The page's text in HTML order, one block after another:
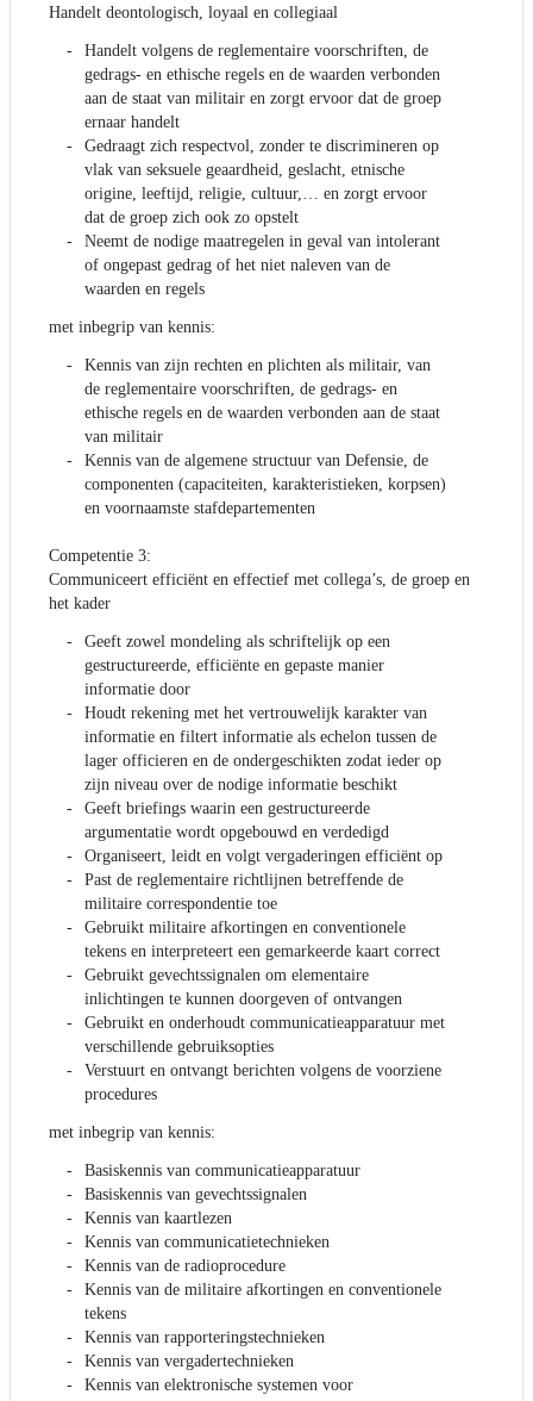
Handelt deontologisch, loyaal en collegiaal
Handelt volgens de reglementaire voorschriften, de
gedrags- en ethische regels en de waarden verbonden
aan de staat van militair en zorgt ervoor dat de groep
ernaar handelt
Gedraagt zich respectvol, zonder te discrimineren op
vlak van seksuele geaardheid, geslacht, etnische
origine, leeftijd, religie, cultuur,… en zorgt ervoor
dat de groep zich ook zo opstelt
Neemt de nodige maatregelen in geval van intolerant
of ongepast gedrag of het niet naleven van de
waarden en regels
met inbegrip van kennis:
Kennis van zijn rechten en plichten als militair, van
de reglementaire voorschriften, de gedrags- en
ethische regels en de waarden verbonden aan de staat
van militair
Kennis van de algemene structuur van Defensie, de
componenten (capaciteiten, karakteristieken, korpsen)
en voornaamste stafdepartementen
Competentie 3:
Communiceert efficiënt en effectief met collega’s, de groep en
het kader
Geeft zowel mondeling als schriftelijk op een
gestructureerde, efficiënte en gepaste manier
informatie door
Houdt rekening met het vertrouwelijk karakter van
informatie en filtert informatie als echelon tussen de
lager officieren en de ondergeschikten zodat ieder op
zijn niveau over de nodige informatie beschikt
Geeft briefings waarin een gestructureerde
argumentatie wordt opgebouwd en verdedigd
Organiseert, leidt en volgt vergaderingen efficiënt op
Past de reglementaire richtlijnen betreffende de
militaire correspondentie toe
Gebruikt militaire afkortingen en conventionele
tekens en interpreteert een gemarkeerde kaart correct
Gebruikt gevechtssignalen om elementaire
inlichtingen te kunnen doorgeven of ontvangen
Gebruikt en onderhoudt communicatieapparatuur met
verschillende gebruiksopties
Verstuurt en ontvangt berichten volgens de voorziene
procedures
met inbegrip van kennis:
Basiskennis van communicatieapparatuur
Basiskennis van gevechtssignalen
Kennis van kaartlezen
Kennis van communicatietechnieken
Kennis van de radioprocedure
Kennis van de militaire afkortingen en conventionele
tekens
Kennis van rapporteringstechnieken
Kennis van vergadertechnieken
Kennis van elektronische systemen voor